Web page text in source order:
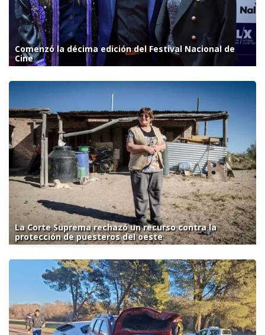
Comenzó la décima edición del Festival Nacional de
Cine
La Corte Suprema rechazó un recurso contra la
protección de puesteros del oeste